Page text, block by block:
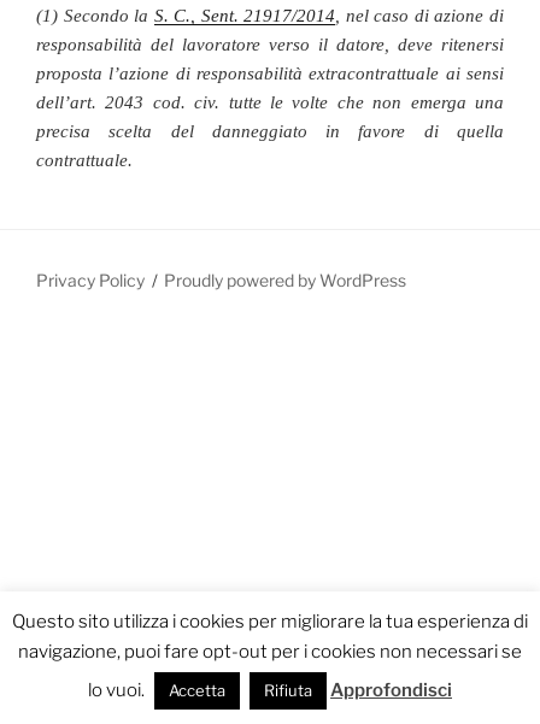
(1) Secondo la S. C., Sent. 21917/2014
nel caso di azione di
responsabilità del lavoratore verso il datore, deve ritenersi
proposta l’azione di responsabilità extracontrattuale ai sensi
dell’art. 2043 cod. civ. tutte le volte che non emerga una
precisa scelta del danneggiato in favore di quella
contrattuale.
Privacy Policy Proudly powered by WordPress
Questo sito utilizza i cookies per migliorare la tua esperienza di
navigazione, puoi fare opt-out per i cookies non necessari se
lo vuoi.
Accetta Rifiuta Approfondisci